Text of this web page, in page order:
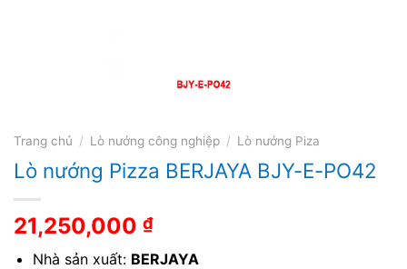
Trang chủ / Lò nướng công nghiệp / Lò nướng Piza
Lò nướng Pizza BERJAYA BJY-E-PO42
21,250,000 ₫
Nhà sản xuất: BERJAYA